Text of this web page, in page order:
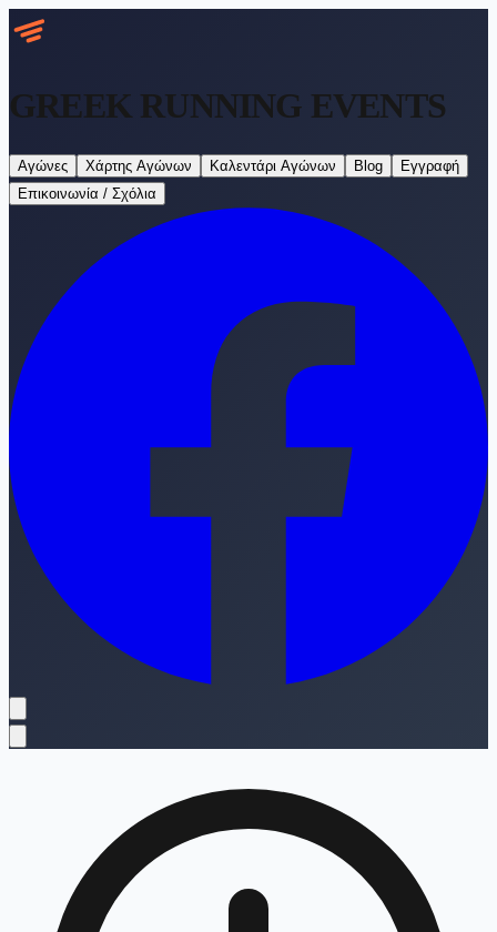
GREEK RUNNING EVENTS
Αγώνες Χάρτης Αγώνων Καλεντάρι Αγώνων Blog
Εγγραφή
Επικοινωνία / Σχόλια